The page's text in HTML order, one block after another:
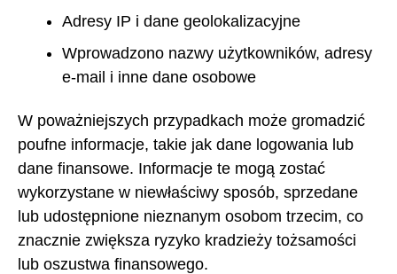
Adresy IP i dane geolokalizacyjne
Wprowadzono nazwy użytkowników, adresy
e-mail i inne dane osobowe
W poważniejszych przypadkach może gromadzić
poufne informacje, takie jak dane logowania lub
dane finansowe. Informacje te mogą zostać
wykorzystane w niewłaściwy sposób, sprzedane
lub udostępnione nieznanym osobom trzecim, co
znacznie zwiększa ryzyko kradzieży tożsamości
lub oszustwa finansowego.